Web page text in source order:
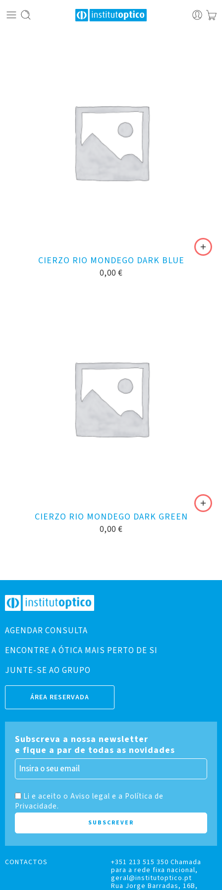
CIERZO RIO MONDEGO DARK BLUE
0,00 €
CIERZO RIO MONDEGO DARK GREEN
0,00 €
AGENDAR CONSULTA
ENCONTRE A ÓTICA MAIS PERTO DE SI
JUNTE-SE AO GRUPO
ÁREA RESERVADA
Subscreva a nossa newsletter
e fique a par de todas as novidades
Li e aceito o Aviso legal e a Política de
Privacidade.
CONTACTOS
+351 213 515 350 Chamada
para a rede fixa nacional,
geral@institutoptico.pt
Rua Jorge Barradas, 16B,